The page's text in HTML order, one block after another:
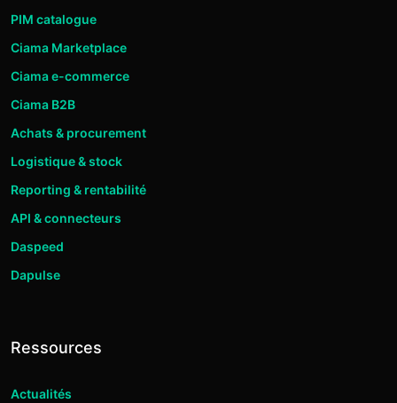
PIM catalogue
Ciama Marketplace
Ciama e-commerce
Ciama B2B
Achats & procurement
Logistique & stock
Reporting & rentabilité
API & connecteurs
Daspeed
Dapulse
Ressources
Actualités